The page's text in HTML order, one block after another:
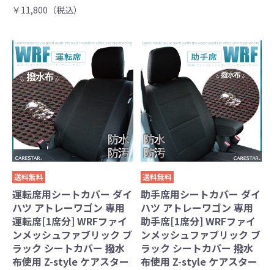
￥11,800（税込）
送料無料
運転席用シートカバー ダイ
ハツ アトレーワゴン 専用
運転席[1席分] WRFファイ
ンメッシュファブリック ブ
ラック シートカバー 撥水
布使用 Z-style ケアスター
送料無料
助手席用シートカバー ダイ
ハツ アトレーワゴン 専用
助手席[1席分] WRFファイ
ンメッシュファブリック ブ
ラック シートカバー 撥水
布使用 Z-style ケアスター